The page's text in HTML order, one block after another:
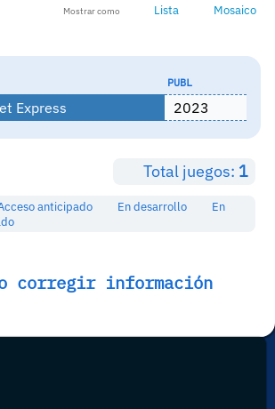
Mostrar como Lista Mosaico
PUBL
Express 2023
Total juegos: 1
anticipado En desarrollo
En
corregir información